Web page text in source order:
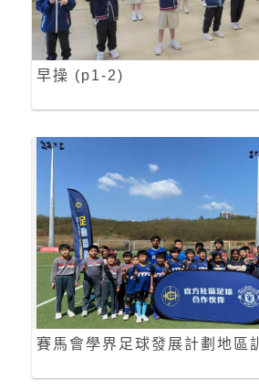
早操 (p1-2)
賽馬會學界足球發展計劃地區